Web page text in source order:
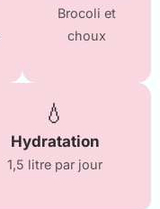
Brocoli et
choux
💧
Hydratation
1,5 litre par jour